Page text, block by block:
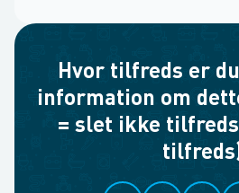
Hvor tilfreds er
information om
= slet ikke